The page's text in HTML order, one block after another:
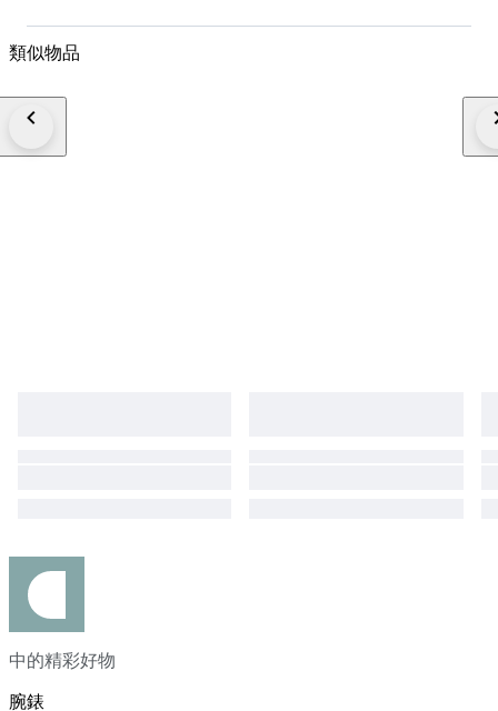
entre asas: 25.7 mm. Anchura cierre: 23.5 mm. Peso: 163 gr Resistencia
oficial de Hublot. Precio de tarifa (PVP): 10500€
類似物品
中的精彩好物
腕錶